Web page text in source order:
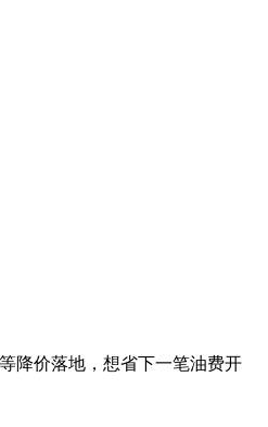
降价落地，想省下一笔油费开